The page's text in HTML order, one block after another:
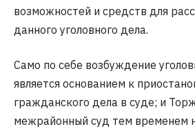
возможностей и средств для
данного уголовного дела.
Само по себе возбуждение
является основанием к
гражданского дела в суде; и
межрайонный суд тем временем